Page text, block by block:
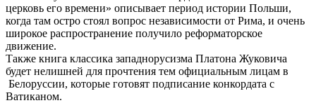
церковь его времени» описывает период истории Польши,
когда там остро стоял вопрос независимости от Рима, и очень
широкое распространение получило реформаторское
движение.
Также книга классика западнорусизма Платона Жуковича
будет нелишней для прочтения тем официальным лицам в
Белоруссии, которые готовят подписание конкордата с
Ватиканом.